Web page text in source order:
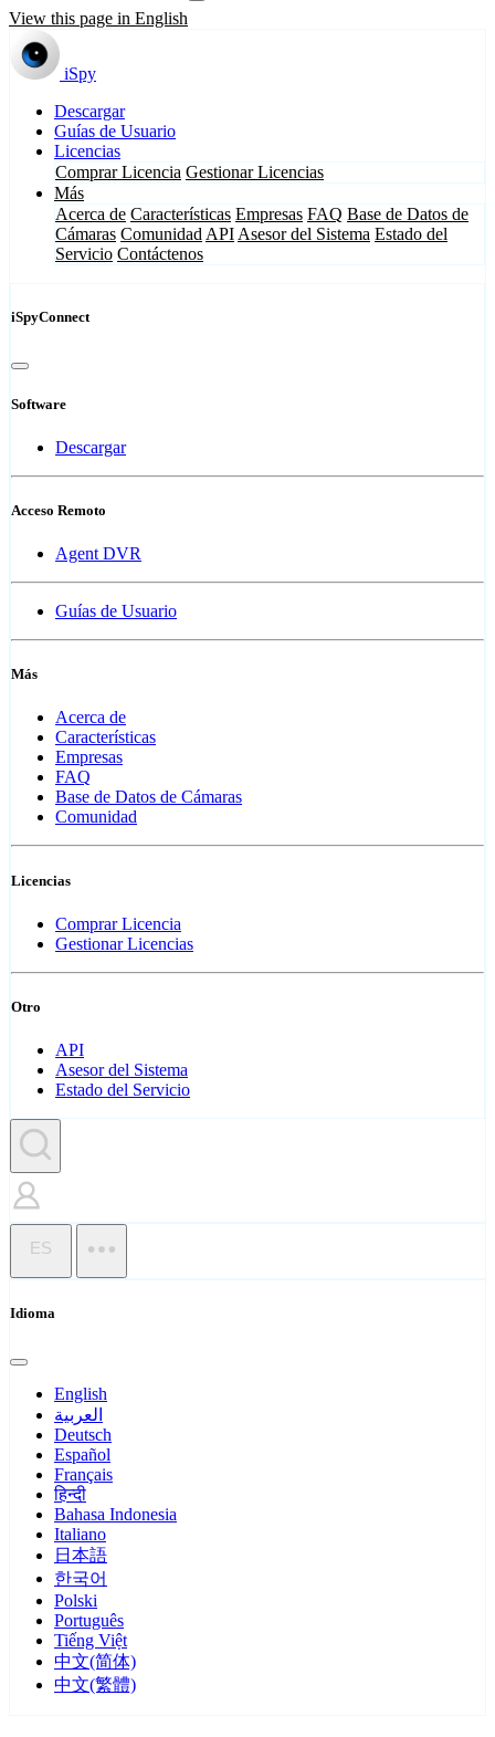
View this page in English
iSpy
Descargar
Guías de Usuario
Licencias
Comprar Licencia Gestionar Licencias
Más
Acerca de Características Empresas FAQ Base de Datos de
Cámaras Comunidad API Asesor del Sistema Estado del
Servicio Contáctenos
iSpyConnect
Software
Descargar
Acceso Remoto
Agent DVR
Guías de Usuario
Más
Acerca de
Características
Empresas
FAQ
Base de Datos de Cámaras
Comunidad
Licencias
Comprar Licencia
Gestionar Licencias
Otro
API
Asesor del Sistema
Estado del Servicio
ES
Idioma
English
العربية
Deutsch
Español
Français
हिन्दी
Bahasa Indonesia
Italiano
日本語
한국어
Polski
Português
Tiếng Việt
中文(简体)
中文(繁體)